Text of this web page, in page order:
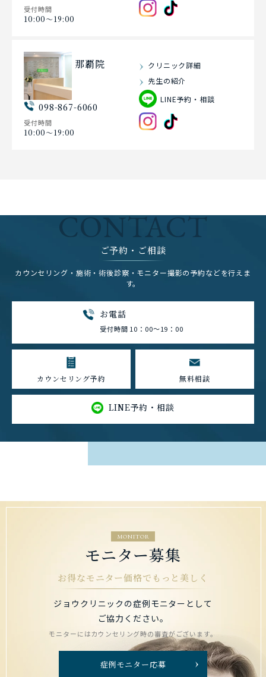
受付時間
10:00〜19:00
那覇院
098-867-6060
受付時間
10:00〜19:00
クリニック詳細
先生の紹介
LINE予約・相談
CONTACT
ご予約・ご相談
カウンセリング・施術・術後診察・モニター撮影の予約などを行えま
す。
お電話
受付時間 10：00～19：00
カウンセリング予約 無料相談
LINE予約・相談
MONITOR
モニター募集
お得なモニター価格でもっと美しく
ジョウクリニックの症例モニターとして
ご協力ください。
モニターにはカウンセリング時の審査がございます。
症例モニター応募